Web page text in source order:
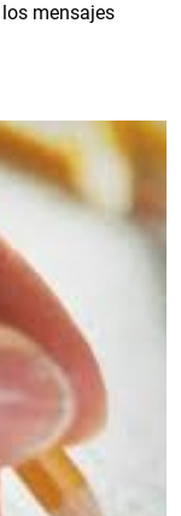
mensajes